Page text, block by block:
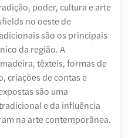
poder, cultura e arte
no oeste de
são os principais
da região. A
têxteis, formas de
criações de contas e
são uma
e da influência
na arte contemporânea.